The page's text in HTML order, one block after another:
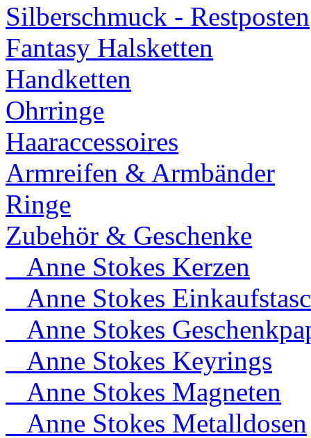
Silberschmuck - Restposten
Fantasy Halsketten
Handketten
Ohrringe
Haaraccessoires
Armreifen & Armbänder
Ringe
Zubehör & Geschenke
Anne Stokes Kerzen
Anne Stokes
Anne Stokes
Anne Stokes Keyrings
Anne Stokes Magneten
Anne Stokes Metalldosen